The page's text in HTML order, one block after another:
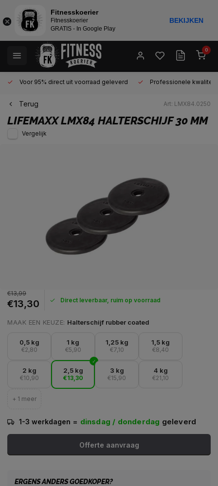
0
Voor 95% direct uit voorraad geleverd Professionele kwaliteit
Terug Art: LMX84.0250
LIFEMAXXLMX84 HALTERSCHIJF 30 MM
Vergelijk
€13,99
€13,30 Direct leverbaar, ruim op voorraad
MAAK EEN KEUZE: Halterschijf rubber coated
0,5 kg
€2,80
1 kg
€5,90
1,25 kg
€7,10
1,5 kg
€8,40
2 kg
€10,90
2,5 kg
€13,30
3 kg
€15,90
4 kg
€21,10
+ 1 meer
1-3 werkdagen = dinsdag / donderdag geleverd
Offerte aanvraag
ERGENS ANDERS GOEDKOPER?
Fitnesskoerier
Fitnesskoerier
GRATIS - In Google Play
BEKIJKEN